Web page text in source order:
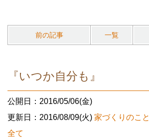
前の記事 一覧
『いつか自分も』
公開日：2016/05/06(金)
更新日：2016/08/09(火) 家づくりのこと
全て